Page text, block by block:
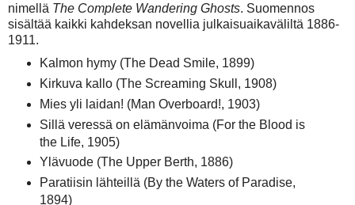
nimellä The Complete Wandering Ghosts. Suomennos
sisältää kaikki kahdeksan novellia julkaisuaikaväliltä 1886-
1911.
Kalmon hymy (The Dead Smile, 1899)
Kirkuva kallo (The Screaming Skull, 1908)
Mies yli laidan! (Man Overboard!, 1903)
Sillä veressä on elämänvoima (For the Blood is
the Life, 1905)
Ylävuode (The Upper Berth, 1886)
Paratiisin lähteillä (By the Waters of Paradise,
1894)